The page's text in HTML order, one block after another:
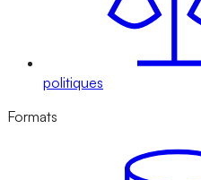
politiques
Formats